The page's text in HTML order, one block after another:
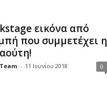
εικόνα από
που συμμετέχει η
- 11 Ιουνίου 2018 0